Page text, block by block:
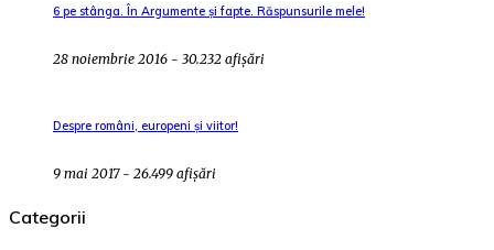
6 pe stânga. În Argumente și fapte. Răspunsurile mele!
28 noiembrie 2016 - 30.232 afișări
Despre români, europeni și viitor!
9 mai 2017 - 26.499 afișări
Categorii